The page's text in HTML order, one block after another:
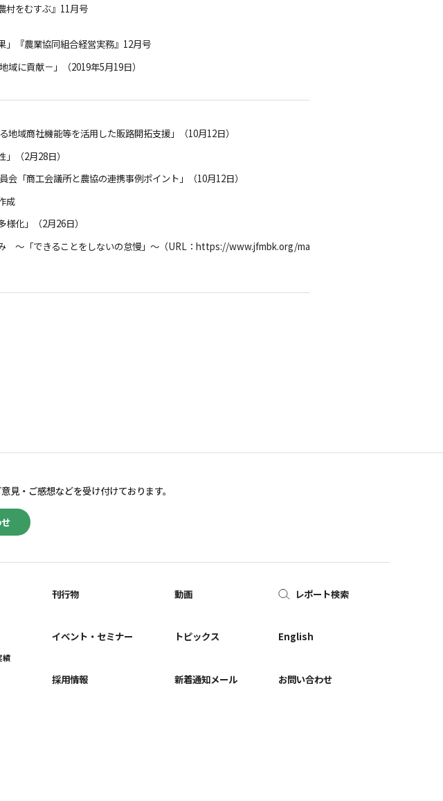
村をむすぶ』11月号
」『農業協同組合経営実務』12月号
域に貢献－」（2019年5月19日）
地域商社機能等を活用した販路開拓支援」（10月12日）
（2月28日）
会「商工会議所と農協の連携事例ポイント」（10月12日）
成
化」（2月26日）
み ～「できることをしないの怠慢」～（URL：https://www.jfmbk.org/ma
意見・ご感想などを受け付けております。
績
刊行物
イベント・セミナー
採用情報
動画
トピックス
新着通知メール
レポート検索
English
お問い合わせ